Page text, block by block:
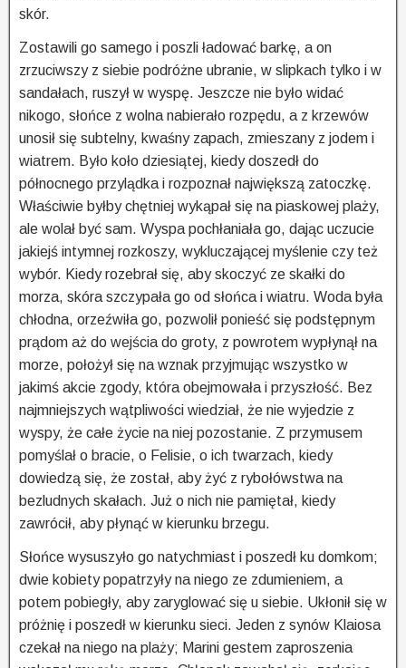
skór.
Zostawili go samego i poszli ładować barkę, a on
zrzuciwszy z siebie podróżne ubranie, w slipkach tylko i w
sandałach, ruszył w wyspę. Jeszcze nie było widać
nikogo, słońce z wolna nabierało rozpędu, a z krzewów
unosił się subtelny, kwaśny zapach, zmieszany z jodem i
wiatrem. Było koło dziesiątej, kiedy doszedł do
północnego przylądka i rozpoznał największą zatoczkę.
Właściwie byłby chętniej wykąpał się na piaskowej plaży,
ale wolał być sam. Wyspa pochłaniała go, dając uczucie
jakiejś intymnej rozkoszy, wykluczającej myślenie czy też
wybór. Kiedy rozebrał się, aby skoczyć ze skałki do
morza, skóra szczypała go od słońca i wiatru. Woda była
chłodna, orzeźwiła go, pozwolił ponieść się podstępnym
prądom aż do wejścia do groty, z powrotem wypłynął na
morze, położył się na wznak przyjmując wszystko w
jakimś akcie zgody, która obejmowała i przyszłość. Bez
najmniejszych wątpliwości wiedział, że nie wyjedzie z
wyspy, że całe życie na niej pozostanie. Z przymusem
pomyślał o bracie, o Felisie, o ich twarzach, kiedy
dowiedzą się, że został, aby żyć z rybołówstwa na
bezludnych skałach. Już o nich nie pamiętał, kiedy
zawrócił, aby płynąć w kierunku brzegu.
Słońce wysuszyło go natychmiast i poszedł ku domkom;
dwie kobiety popatrzyły na niego ze zdumieniem, a
potem pobiegły, aby zaryglować się u siebie. Ukłonił się w
próżnię i poszedł w kierunku sieci. Jeden z synów Klaiosa
czekał na niego na plaży; Marini gestem zaproszenia